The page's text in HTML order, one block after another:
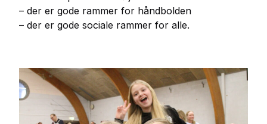
– der er gode rammer for håndbolden
– der er gode sociale rammer for alle.